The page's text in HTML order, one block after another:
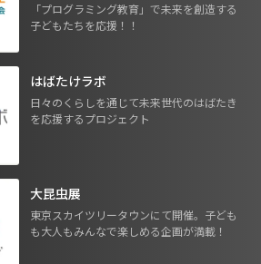
「プログラミング教育」で未来を創造する
子どもたちを応援！！
はばたけラボ
日々のくらしを通じて未来世代のはばたき
を応援するプロジェクト
大昆虫展
東京スカイツリータウンにて開催。子ども
も大人もみんなで楽しめる企画が満載！